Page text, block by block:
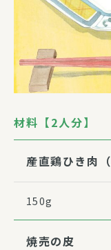
材料【2人分】
産直鶏ひき肉（
150g
焼売の皮